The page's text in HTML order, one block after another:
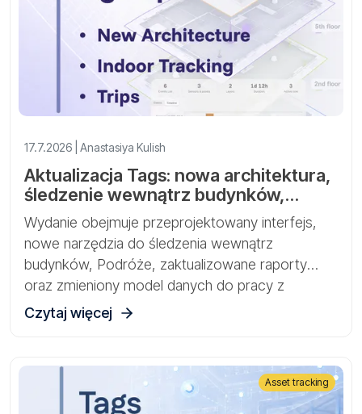
17.7.2026 | Anastasiya Kulish
Aktualizacja Tags: nowa architektura,
śledzenie wewnątrz budynków,
Podróże
Wydanie obejmuje przeprojektowany interfejs,
nowe narzędzia do śledzenia wewnątrz
budynków, Podróże, zaktualizowane raporty
oraz zmieniony model danych do pracy z
Bramkami, Czujnikami i Zasobami.
Czytaj więcej
Asset tracking